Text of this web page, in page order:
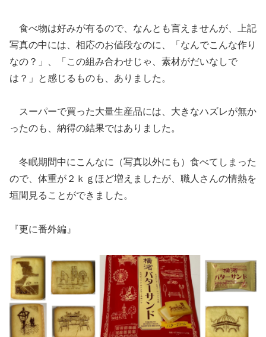
食べ物は好みが有るので、なんとも言えませんが、上記
写真の中には、相応のお値段なのに、「なんでこんな作り
なの？」、「この組み合わせじゃ、素材がだいなしで
は？」と感じるものも、ありました。
スーパーで買った大量生産品には、大きなハズレが無か
ったのも、納得の結果ではありました。
冬眠期間中にこんなに（写真以外にも）食べてしまった
ので、体重が２ｋｇほど増えましたが、職人さんの情熱を
垣間見ることができました。
『更に番外編』